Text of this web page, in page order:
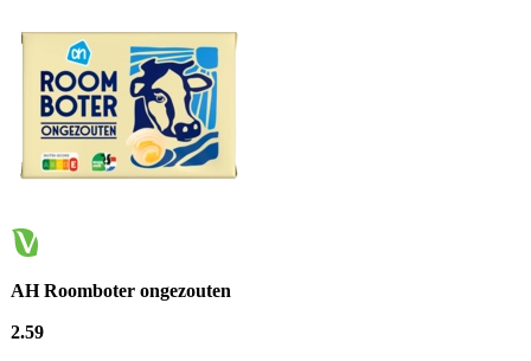
AH Roomboter ongezouten
2.59